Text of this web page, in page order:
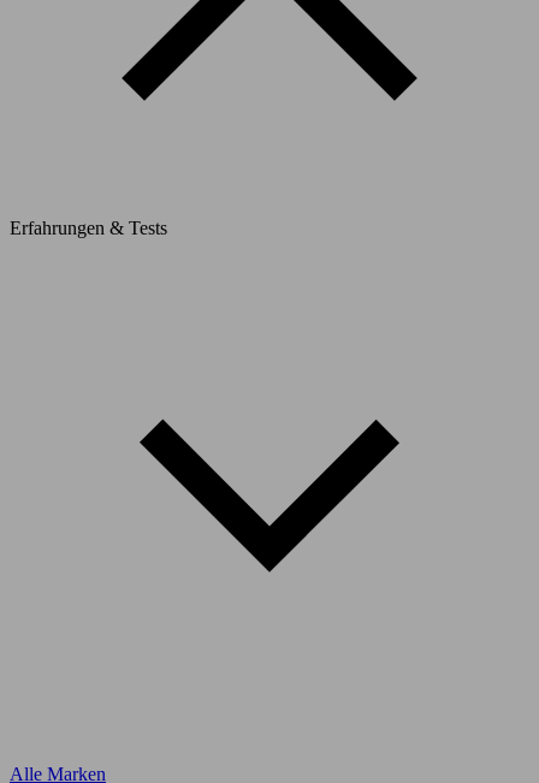
Erfahrungen & Tests
Alle Marken